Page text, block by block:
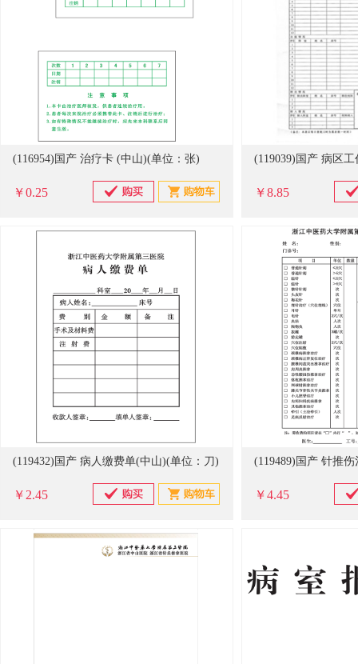
(116954)国产 治疗卡 (中山)(单位：张)
￥0.25 ￥8.85
(119432)国产 病人缴费单(中山)(单位：刀)
￥2.45 ￥4.45